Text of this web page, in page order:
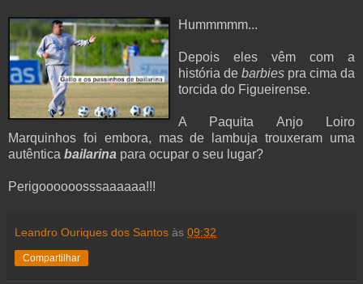
Hummmmm...
Depois eles vêm com a
história de barbies pra cima da
torcida do Figueirense.
A Paquita Anjo Loiro
Marquinhos foi embora, mas de lambuja trouxeram uma
autêntica bailarina para ocupar o seu lugar?
Perigoooooosssaaaaaa!!!
Leandro Ouriques dos Santos às 09:32
Compartilhar